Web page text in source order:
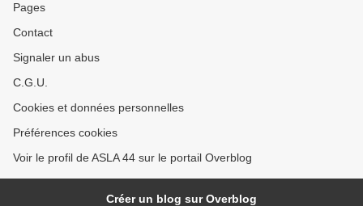
Pages
Contact
Signaler un abus
C.G.U.
Cookies et données personnelles
Préférences cookies
Voir le profil de ASLA 44 sur le portail Overblog
Créer un blog sur Overblog